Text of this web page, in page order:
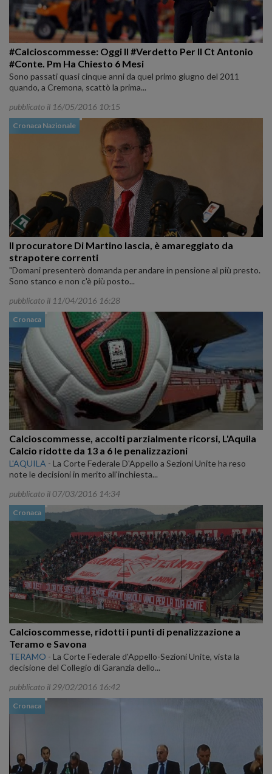
#Calcioscommesse: Oggi Il #Verdetto Per Il Ct Antonio
#Conte. Pm Ha Chiesto 6 Mesi
Sono passati quasi cinque anni da quel primo giugno del 2011
quando, a Cremona, scattò la prima...
pubblicato il 16/05/2016 10:15
Cronaca Nazionale
Il procuratore Di Martino lascia, è amareggiato da
strapotere correnti
"Domani presenterò domanda per andare in pensione al più presto.
Sono stanco e non c'è più posto...
pubblicato il 11/04/2016 16:28
Cronaca
Calcioscommesse, accolti parzialmente ricorsi, L'Aquila
Calcio ridotte da 13 a 6 le penalizzazioni
L'AQUILA - La Corte Federale D'Appello a Sezioni Unite ha reso
note le decisioni in merito all'inchiesta...
pubblicato il 07/03/2016 14:34
Cronaca
Calcioscommesse, ridotti i punti di penalizzazione a
Teramo e Savona
TERAMO - La Corte Federale d'Appello-Sezioni Unite, vista la
decisione del Collegio di Garanzia dello...
pubblicato il 29/02/2016 16:42
Cronaca